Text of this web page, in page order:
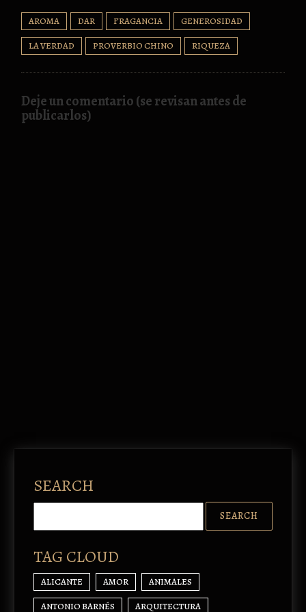
AROMA DAR FRAGANCIA GENEROSIDAD
LA VERDAD PROVERBIO CHINO RIQUEZA
Deje un comentario (se revisan antes de
publicarlos)
SEARCH
TAG CLOUD
ALICANTE AMOR ANIMALES
ANTONIO BARNÉS ARQUITECTURA